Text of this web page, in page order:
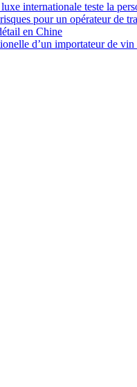
internationale teste la
pour un opérateur de
en Chine
d’un importateur de